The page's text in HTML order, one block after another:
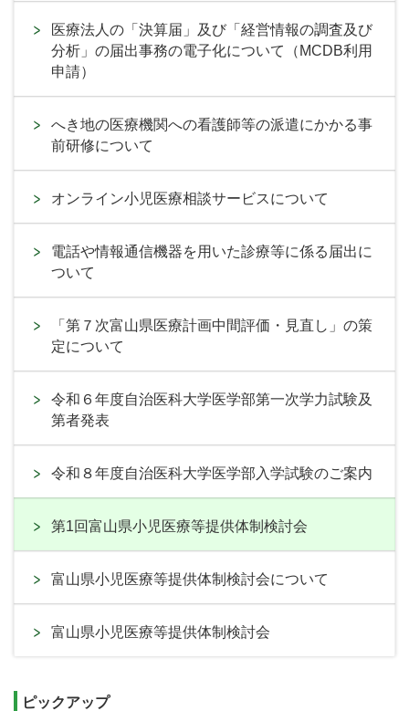
医療法人の「決算届」及び「経営情報の調査及び
分析」の届出事務の電子化について（MCDB利用
申請）
へき地の医療機関への看護師等の派遣にかかる事
前研修について
オンライン小児医療相談サービスについて
電話や情報通信機器を用いた診療等に係る届出に
ついて
「第７次富山県医療計画中間評価・見直し」の策
定について
令和６年度自治医科大学医学部第一次学力試験及
第者発表
令和８年度自治医科大学医学部入学試験のご案内
第1回富山県小児医療等提供体制検討会
富山県小児医療等提供体制検討会について
富山県小児医療等提供体制検討会
ピックアップ